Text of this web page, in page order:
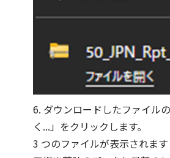
6. ダウンロードしたファイル
く...」をクリックします。
3 つのファイルが表示されま